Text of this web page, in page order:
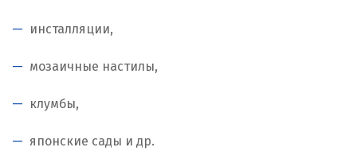
инсталляции,
мозаичные настилы,
клумбы,
японские сады и др.